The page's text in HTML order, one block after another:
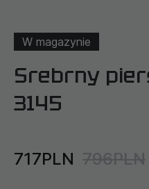
W magazynie
Srebrny
3145
717PLN 796PLN